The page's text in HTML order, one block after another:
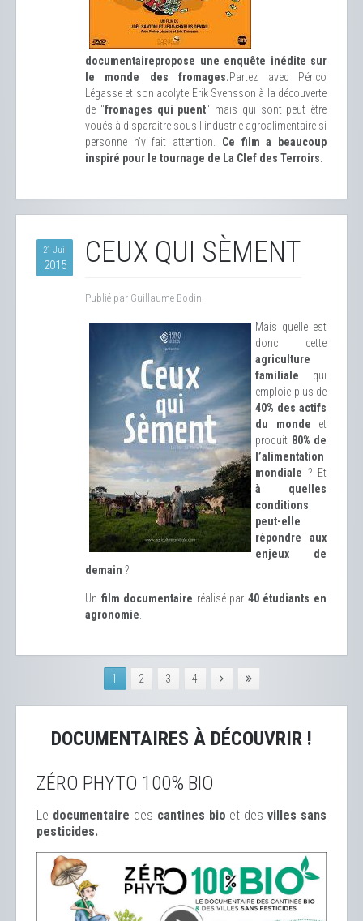
documentairepropose une enquête inédite sur
le monde des fromages.Partez avec Périco
Légasse et son acolyte Erik Svensson à la découverte
de "fromages qui puent" mais qui sont peut être
voués à disparaitre sous l'industrie agroalimentaire si
personne n'y fait attention. Ce film a beaucoup
inspiré pour le tournage de La Clef des Terroirs.
21 Juil
2015 CEUX QUI SÈMENT
Publié par Guillaume Bodin.
Mais quelle est
donc cette
agriculture
familiale qui
emploie plus de
40% des actifs
du monde et
produit 80% de
l’alimentation
mondiale ? Et
à quelles
conditions
peut-elle
répondre aux
enjeux de
demain ?
Un film documentaire réalisé par 40 étudiants en
agronomie
1 2 3 4
DOCUMENTAIRES À DÉCOUVRIR !
ZÉRO PHYTO 100% BIO
Le documentaire des cantines bio et desvilles sans
pesticides.